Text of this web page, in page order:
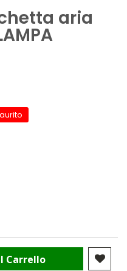
aria
Carrello